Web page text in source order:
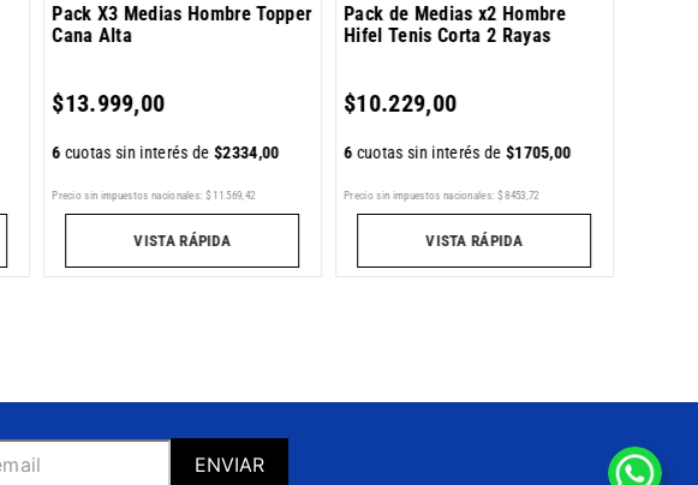
Pack X3 Medias Hombre Topper
Cana Alta
$13.999,00
6cuotas sin interés de$2334,00
Precio sin impuestos nacionales: $ 11 .569 42
VISTA RÁPIDA
Pack de Medias x2 Hombre
Hifel Tenis Corta 2 Rayas
$10.229,00
6cuotas sin interés de$1705,00
Precio sin impuestos nacionales: $ 8453 ,72
VISTA RÁPIDA
ENVIAR